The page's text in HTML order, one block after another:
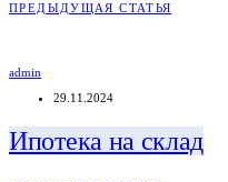
ПРЕДЫДУЩАЯ СТАТЬЯ
admin
29.11.2024
Ипотека на склад